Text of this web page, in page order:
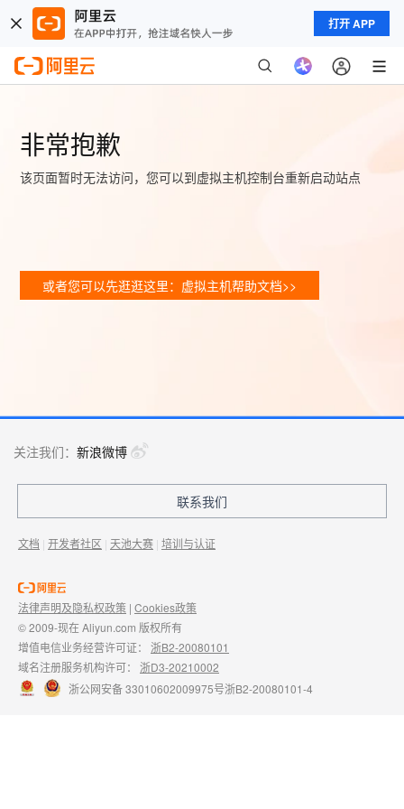
打开 APP
非常抱歉
该页面暂时无法访问，您可以到虚拟主机控制台重新启动站点
或者您可以先逛逛这里：虚拟主机帮助文档>>